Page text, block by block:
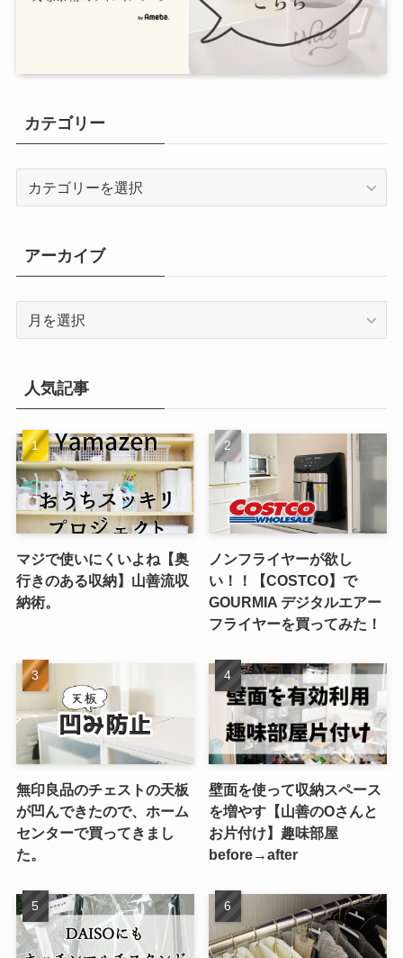
カテゴリー
リ
ー
アーカイブ
ブ
人気記事
マジで使いにくいよね【奥
行きのある収納】山善流収
納術。
ノンフライヤーが欲し
い！！【COSTCO】で
GOURMIA デジタルエアー
フライヤーを買ってみた！
無印良品のチェストの天板
が凹んできたので、ホーム
センターで買ってきまし
た。
壁面を使って収納スペース
を増やす【山善のOさんと
お片付け】趣味部屋
before→after